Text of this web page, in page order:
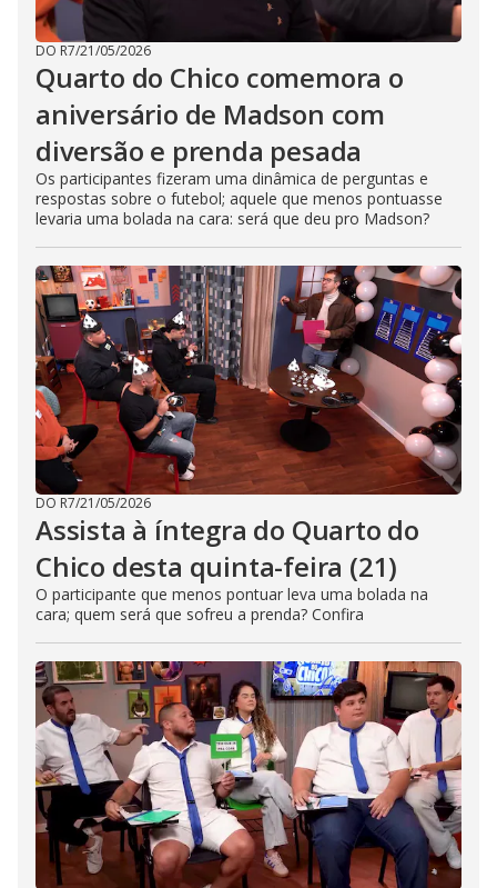
DO R7/21/05/2026
Quarto do Chico comemora o
aniversário de Madson com
diversão e prenda pesada
Os participantes fizeram uma dinâmica de perguntas e
respostas sobre o futebol; aquele que menos pontuasse
levaria uma bolada na cara: será que deu pro Madson?
DO R7/21/05/2026
Assista à íntegra do Quarto do
Chico desta quinta-feira (21)
O participante que menos pontuar leva uma bolada na
cara; quem será que sofreu a prenda? Confira